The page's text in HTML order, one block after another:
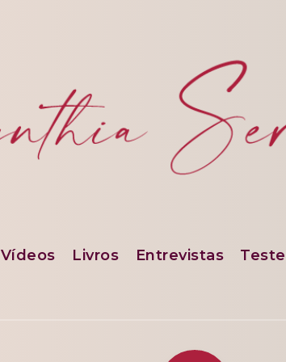
Vídeos Livros Entrevistas